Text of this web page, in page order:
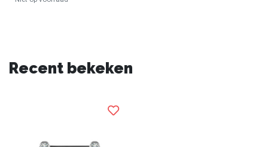
Recent bekeken